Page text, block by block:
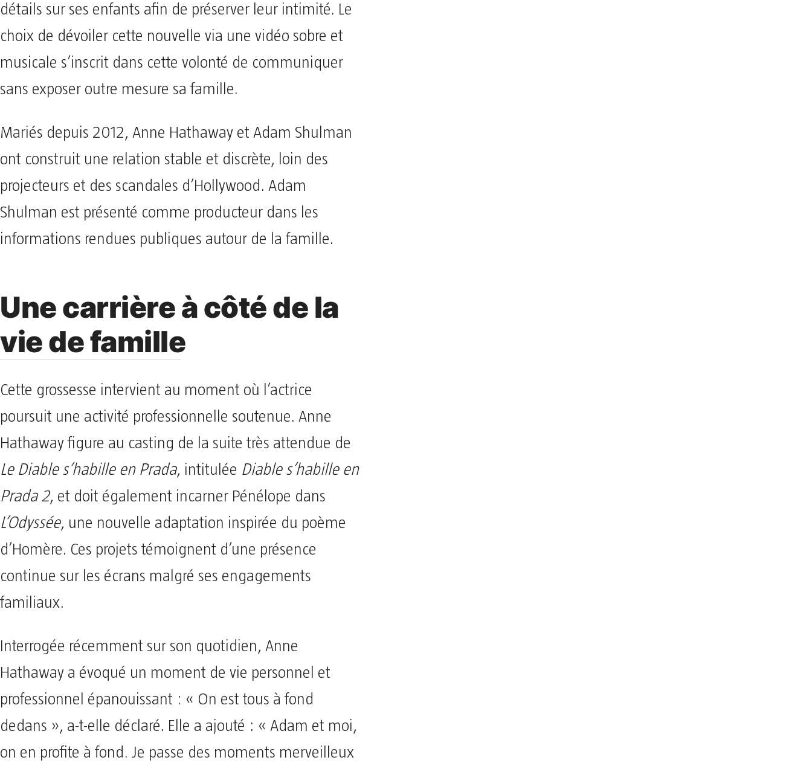
détails sur ses enfants afin de préserver leur intimité. Le
choix de dévoiler cette nouvelle via une vidéo sobre et
musicale s’inscrit dans cette volonté de communiquer
sans exposer outre mesure sa famille.
Mariés depuis 2012, Anne Hathaway et Adam Shulman
ont construit une relation stable et discrète, loin des
projecteurs et des scandales d’Hollywood. Adam
Shulman est présenté comme producteur dans les
informations rendues publiques autour de la famille.
Une carrière à côté de la
vie de famille
Cette grossesse intervient au moment où l’actrice
poursuit une activité professionnelle soutenue. Anne
Hathaway figure au casting de la suite très attendue de
Le Diable s’habille en Prada, intitulée Diable s’habille en
Prada 2, et doit également incarner Pénélope dans
L’Odyssée, une nouvelle adaptation inspirée du poème
d’Homère. Ces projets témoignent d’une présence
continue sur les écrans malgré ses engagements
familiaux.
Interrogée récemment sur son quotidien, Anne
Hathaway a évoqué un moment de vie personnel et
professionnel épanouissant : « On est tous à fond
dedans », a-t-elle déclaré. Elle a ajouté : « Adam et moi,
on en profite à fond. Je passe des moments merveilleux